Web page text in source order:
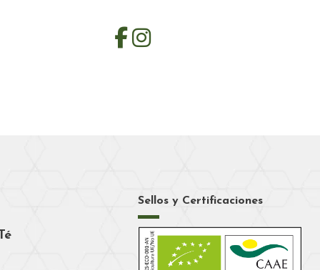
Sellos y Certificaciones